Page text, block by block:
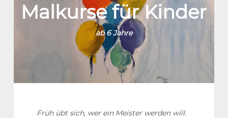
Malkurse für Kinder
ab 6 Jahre
Früh übt sich, wer ein Meister werden will.